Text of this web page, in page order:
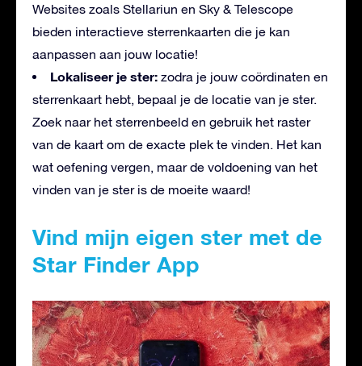
Websites zoals Stellariun en Sky & Telescope
bieden interactieve sterrenkaarten die je kan
aanpassen aan jouw locatie!
Lokaliseer je ster: zodra je jouw coördinaten en
sterrenkaart hebt, bepaal je de locatie van je ster.
Zoek naar het sterrenbeeld en gebruik het raster
van de kaart om de exacte plek te vinden. Het kan
wat oefening vergen, maar de voldoening van het
vinden van je ster is de moeite waard!
Vind mijn eigen ster met de
Star Finder App